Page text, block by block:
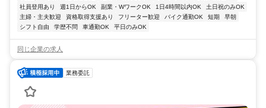
社員登用あり
週1日からOK 副業・WワークOK 1日4時間以内OK
土日祝のみOK
主婦・主夫歓迎
資格取得支援あり フリーター歓迎 バイク通勤OK 短期
早朝
シフト自由
学歴不問 車通勤OK 平日のみOK
同じ企業の求人
業務委託